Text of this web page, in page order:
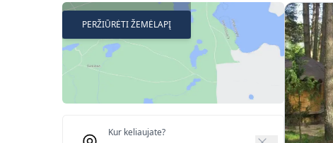
PERŽIŪRĖTI ŽEMĖLAPĮ
Kur keliaujate?